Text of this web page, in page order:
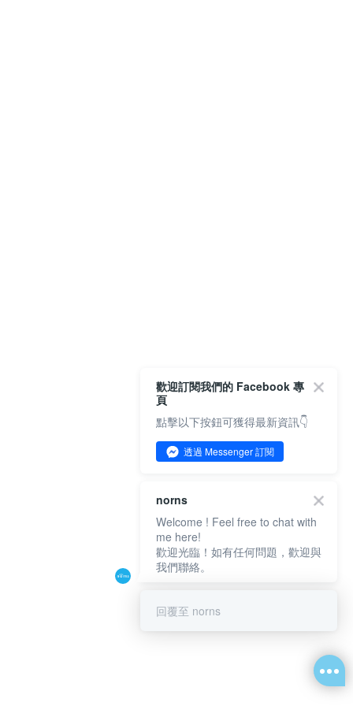
歡迎訂閱我們的 Facebook 專
頁
點擊以下按鈕可獲得最新資訊👇
透過 Messenger 訂閱
norns
Welcome ! Feel free to chat with
me here!
歡迎光臨！如有任何問題，歡迎與
我們聯絡。
回覆至 norns